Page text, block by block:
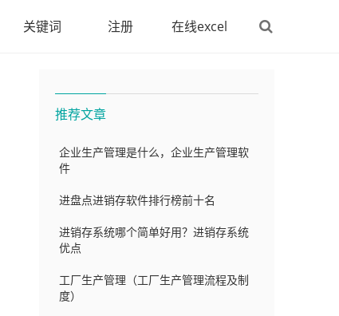
关键词 注册 在线excel
推荐文章
企业生产管理是什么，企业生产管理软
件
进盘点进销存软件排行榜前十名
进销存系统哪个简单好用？进销存系统
优点
工厂生产管理（工厂生产管理流程及制
度）